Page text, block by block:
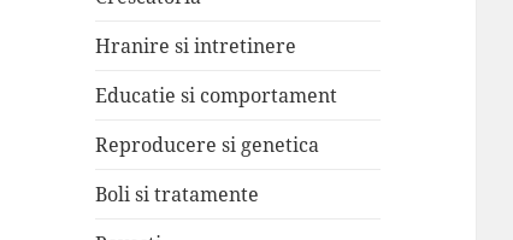
Hranire si intretinere
Educatie si comportament
Reproducere si genetica
Boli si tratamente